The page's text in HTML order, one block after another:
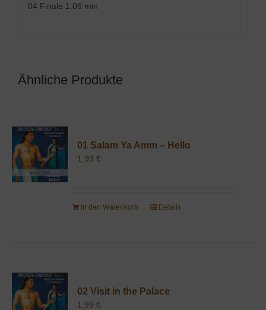
04 Finale 1:06 min
Ähnliche Produkte
01 Salam Ya Amm – Hello
1,99 €
In den Warenkorb Details
02 Visit in the Palace
1,99 €